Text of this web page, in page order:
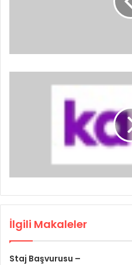
İlgili Makaleler
Staj Başvurusu –